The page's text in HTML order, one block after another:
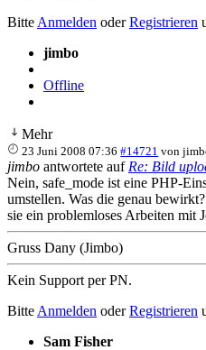
Bitte Anmelden oderRegistrieren
jimbo
Offline
Mehr
23 Juni 2008 07:36 #14721 von
jimbo antwortete auf Re: Bild
Nein, safe_mode ist eine PHP-
umstellen. Was die genau
sie ein problemloses Arbeiten mit
Gruss Dany (Jimbo)
Kein Support per PN.
Bitte Anmelden oderRegistrieren
Sam Fisher